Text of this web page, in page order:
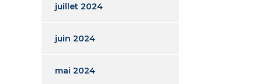
juillet 2024
juin 2024
mai 2024